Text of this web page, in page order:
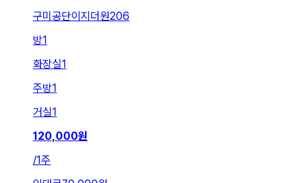
구미공단이지더원206
방1
화장실1
주방1
거실1
120,000원
/1주